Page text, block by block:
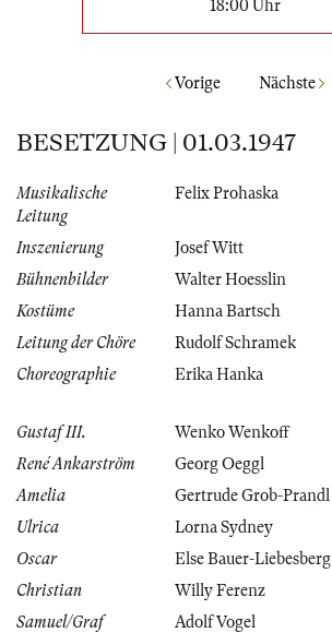
18:00 Uhr
Vorige Nächste
BESETZUNG | 01.03.1947
Musikalische
Leitung
Felix Prohaska
Inszenierung
Josef Witt
Bühnenbilder
Walter Hoesslin
Kostüme
Hanna Bartsch
Leitung der Chöre
Rudolf Schramek
Choreographie
Erika Hanka
Gustaf III.
Wenko Wenkoff
René Ankarström
Georg Oeggl
Amelia
Gertrude Grob-Prandl
Ulrica
Lorna Sydney
Oscar
Else Bauer-Liebesberg
Christian
Willy Ferenz
Samuel/Graf
Adolf Vogel